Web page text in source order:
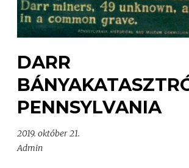
DARR
PENNSYLVANIA
2019. október 21.
Admin